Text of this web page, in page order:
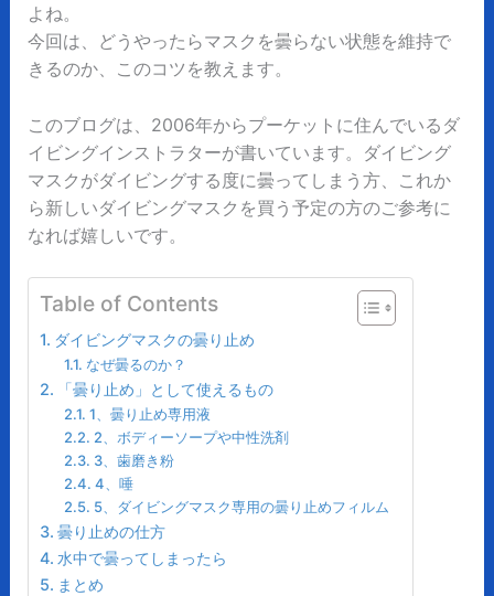
よね。
今回は、どうやったらマスクを曇らない状態を維持で
きるのか、このコツを教えます。
このブログは、 2006年からプーケットに住んでいるダ
イビングインストラターが書いています。
ダイビング
マスクがダイビングする度に曇ってしまう方、これか
ら新しいダイビングマスクを買う予定の方のご参考に
なれば嬉しいです。
Table of Contents
ダイビングマスクの曇り止め
なぜ曇るのか？
「曇り止め」として使えるもの
1、曇り止め専用液
2、ボディーソープや中性洗剤
3、歯磨き粉
4、唾
5、ダイビングマスク専用の曇り止めフィルム
曇り止めの仕方
水中で曇ってしまったら
まとめ